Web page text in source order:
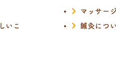
いこ
マッサー
鍼灸につ